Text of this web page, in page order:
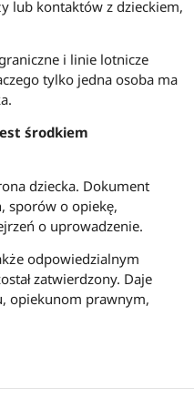
lub kontaktów z dzieckiem,
i linie lotnicze
tylko jedna osoba ma
środkiem
dziecka. Dokument
sporów o opiekę,
o uprowadzenie.
odpowiedzialnym
zatwierdzony. Daje
opiekunom prawnym,